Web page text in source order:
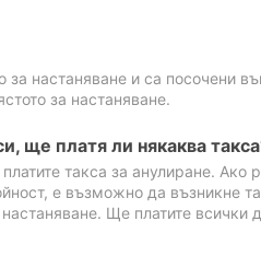
настаняване и са посочени
за настаняване.
ще платя ли някаква
такса за анулиране. Ако
е възможно да възникне
Ще платите всички